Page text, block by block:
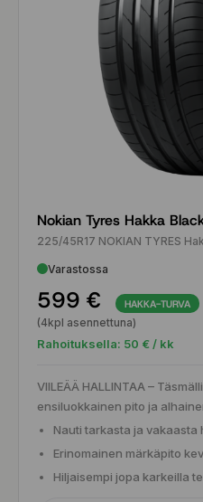
Nokian Tyres Hakka
225/45R17 NOKIAN TYRES
Varastossa
599 € HAKKA-TURVA
(4kpl asennettuna)
Rahoituksella: 50 € / kk
VIILEÄÄ HALLINTAA –
ensiluokkainen pito ja
Nauti tarkasta ja vakaasta
Erinomainen märkäpito
Hiljaisempi jopa karkeilla